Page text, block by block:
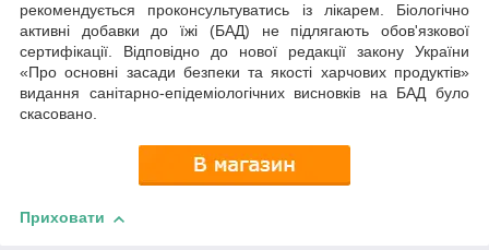
рекомендується проконсультуватись із лікарем. Біологічно
активні добавки до їжі (БАД) не підлягають обов'язкової
сертифікації. Відповідно до нової редакції закону України
«Про основні засади безпеки та якості харчових продуктів»
видання санітарно-епідеміологічних висновків на БАД було
скасовано.
Приховати